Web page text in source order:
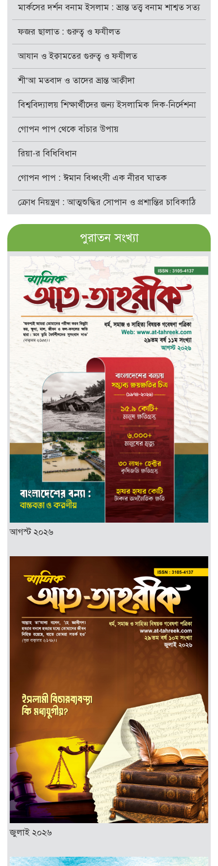
মার্কসের দর্শন বনাম ইসলাম : ভ্রান্ত তত্ত্ব বনাম শাশ্বত সত্য
ফজর ছালাত : গুরুত্ব ও ফযীলত
আযান ও ইক্বামতের গুরুত্ব ও ফযীলত
শী‘আ মতবাদ ও তাদের ভ্রান্ত আক্বীদা
বিশ্ববিদ্যালয় শিক্ষার্থীদের জন্য ইসলামিক দিক-নির্দেশনা
গোপন পাপ থেকে বাঁচার উপায়
রিয়া-র বিধিবিধান
গোপন পাপ : ঈমান বিধ্বংসী এক নীরব ঘাতক
ক্রোধ নিয়ন্ত্রণ : আত্মশুদ্ধির সোপান ও প্রশান্তির চাবিকাঠি
পুরাতন সংখ্যা
আগস্ট ২০২৬
জুলাই ২০২৬